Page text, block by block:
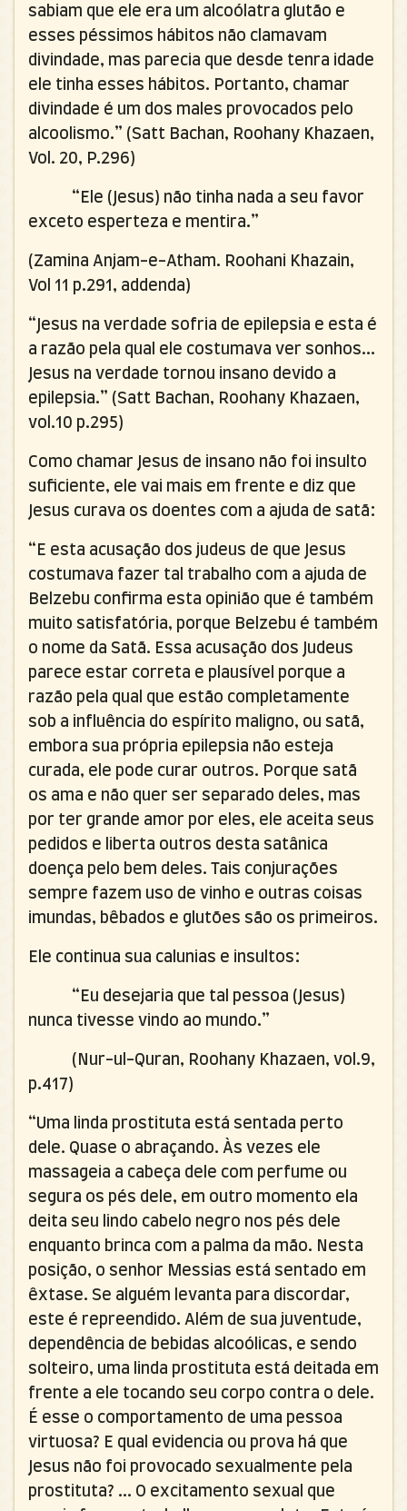
sabiam que ele era um alcoólatra glutão e
esses péssimos hábitos não clamavam
divindade, mas parecia que desde tenra idade
ele tinha esses hábitos. Portanto, chamar
divindade é um dos males provocados pelo
alcoolismo.” (Satt Bachan, Roohany Khazaen,
Vol. 20, P.296)
“Ele (Jesus) não tinha nada a seu favor
exceto esperteza e mentira.”
(Zamina Anjam-e-Atham. Roohani Khazain,
Vol 11 p.291, addenda)
“Jesus na verdade sofria de epilepsia e esta é
a razão pela qual ele costumava ver sonhos...
Jesus na verdade tornou insano devido a
epilepsia.” (Satt Bachan, Roohany Khazaen,
vol.10 p.295)
Como chamar Jesus de insano não foi insulto
suficiente, ele vai mais em frente e diz que
Jesus curava os doentes com a ajuda de satã:
“E esta acusação dos judeus de que Jesus
costumava fazer tal trabalho com a ajuda de
Belzebu confirma esta opinião que é também
muito satisfatória, porque Belzebu é também
o nome da Satã. Essa acusação dos Judeus
parece estar correta e plausível porque a
razão pela qual que estão completamente
sob a influência do espírito maligno, ou satã,
embora sua própria epilepsia não esteja
curada, ele pode curar outros. Porque satã
os ama e não quer ser separado deles, mas
por ter grande amor por eles, ele aceita seus
pedidos e liberta outros desta satânica
doença pelo bem deles. Tais conjurações
sempre fazem uso de vinho e outras coisas
imundas, bêbados e glutões são os primeiros.
Ele continua sua calunias e insultos:
“Eu desejaria que tal pessoa (Jesus)
nunca tivesse vindo ao mundo.”
(Nur-ul-Quran, Roohany Khazaen, vol.9,
p.417)
“Uma linda prostituta está sentada perto
dele. Quase o abraçando. Às vezes ele
massageia a cabeça dele com perfume ou
segura os pés dele, em outro momento ela
deita seu lindo cabelo negro nos pés dele
enquanto brinca com a palma da mão. Nesta
posição, o senhor Messias está sentado em
êxtase. Se alguém levanta para discordar,
este é repreendido. Além de sua juventude,
dependência de bebidas alcoólicas, e sendo
solteiro, uma linda prostituta está deitada em
frente a ele tocando seu corpo contra o dele.
É esse o comportamento de uma pessoa
virtuosa? E qual evidencia ou prova há que
Jesus não foi provocado sexualmente pela
prostituta? ... O excitamento sexual que